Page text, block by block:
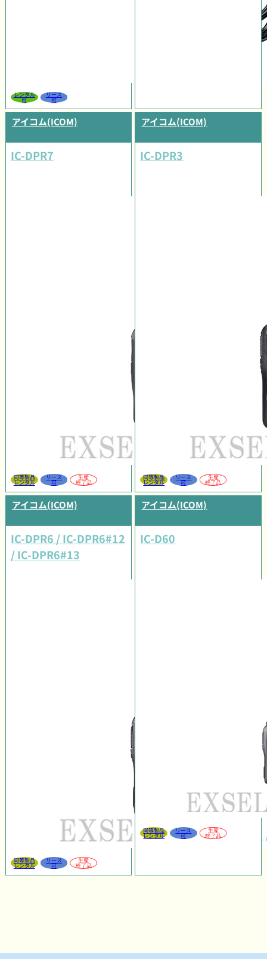
レンタル
可
リース
可
アイコム(ICOM)
IC-DPR7
同等製品
レンタル
リース
可
生産
終了品
アイコム(ICOM)
IC-DPR3
同等製品
レンタル
リース
可
生産
終了品
アイコム(ICOM)
IC-DPR6 / IC-DPR6#12
/ IC-DPR6#13
同等製品
レンタル
リース
可
生産
終了品
アイコム(ICOM)
IC-D60
同等製品
レンタル
リース
可
生産
終了品